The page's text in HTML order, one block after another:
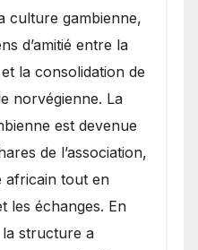
culture gambienne,
d’amitié entre la
la consolidation de
norvégienne. La
est devenue
de l’association,
africain tout en
les échanges. En
structure a